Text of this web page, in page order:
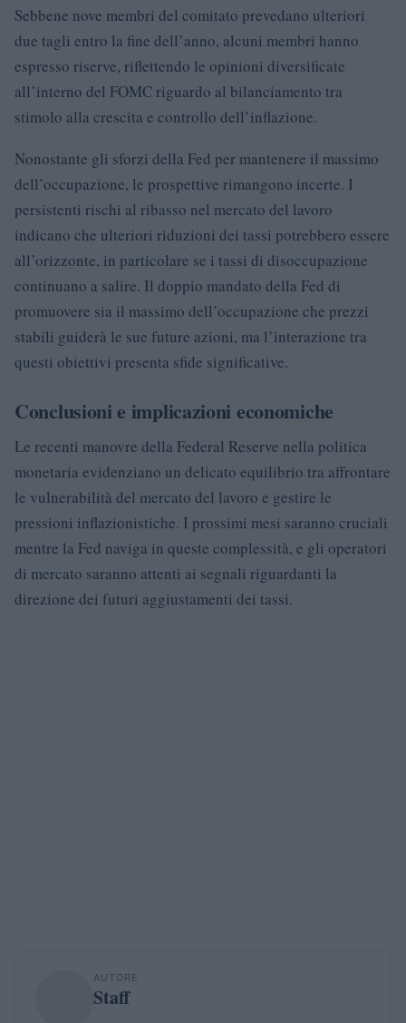
Sebbene nove membri del comitato prevedano ulteriori
due tagli entro la fine dell’anno, alcuni membri hanno
espresso riserve, riflettendo le opinioni diversificate
all’interno del FOMC riguardo al bilanciamento tra
stimolo alla crescita e controllo dell’inflazione.
Nonostante gli sforzi della Fed per mantenere il massimo
dell’occupazione, le prospettive rimangono incerte. I
persistenti rischi al ribasso nel mercato del lavoro
indicano che ulteriori riduzioni dei tassi potrebbero essere
all’orizzonte, in particolare se i tassi di disoccupazione
continuano a salire. Il doppio mandato della Fed di
promuovere sia il massimo dell’occupazione che prezzi
stabili guiderà le sue future azioni, ma l’interazione tra
questi obiettivi presenta sfide significative.
Conclusioni e implicazioni economiche
Le recenti manovre della Federal Reserve nella politica
monetaria evidenziano un delicato equilibrio tra affrontare
le vulnerabilità del mercato del lavoro e gestire le
pressioni inflazionistiche. I prossimi mesi saranno cruciali
mentre la Fed naviga in queste complessità, e gli operatori
di mercato saranno attenti ai segnali riguardanti la
direzione dei futuri aggiustamenti dei tassi.
AUTORE
Staff